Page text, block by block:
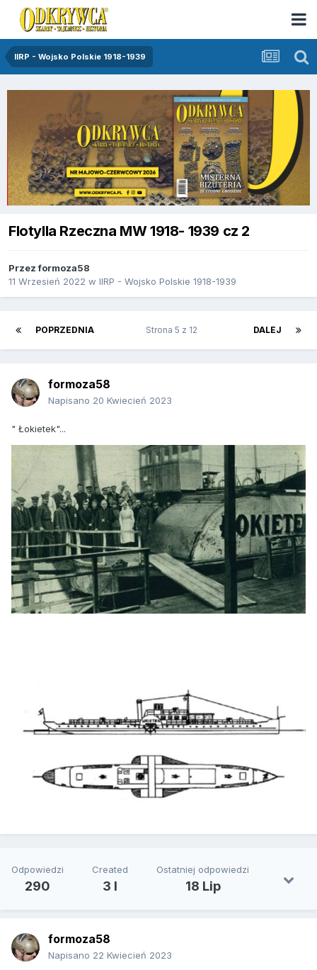
IIRP - Wojsko Polskie 1918-1939
Flotylla Rzeczna MW 1918- 1939 cz 2
Przezformoza58
11 Wrzesień 2022 w IIRP - Wojsko Polskie 1918-1939
POPRZEDNIA DALEJ
Strona 5 z 12
formoza58
Napisano 20 Kwiecień 2023
" Łokietek"...
Odpowiedzi
290
Created
3 l
Ostatniej odpowiedzi
18 Lip
formoza58
Napisano 22 Kwiecień 2023